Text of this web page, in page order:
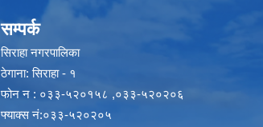
सम्पर्क
सिराहा नगरपालिका
ठेगाना: सिराहा - १
फोन न : ०३३-५२०१५८ ,०३३-५२०२०६
फ्याक्स नं:०३३-५२०२०५